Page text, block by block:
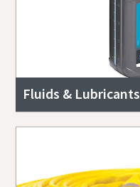
Fluids & Lubricants